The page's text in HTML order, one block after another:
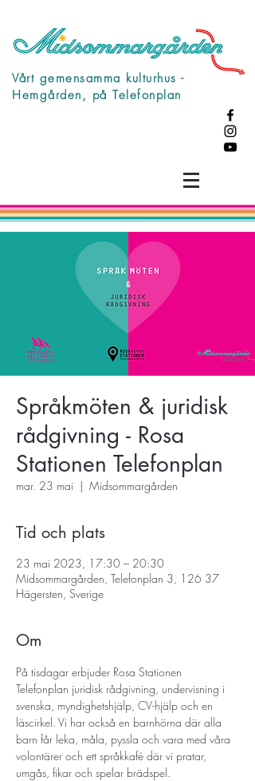
Vårt gemensamma kulturhus -
Hemgården, på Telefonplan
Språkmöten & juridisk
rådgivning - Rosa
Stationen Telefonplan
mar. 23 mai
  |
Midsommargården
Tid och plats
23 mai 2023, 17:30 – 20:30
Midsommargården, Telefonplan 3, 126 37
Hägersten, Sverige
Om
På tisdagar erbjuder Rosa Stationen
Telefonplan juridisk rådgivning, undervisning i
svenska, myndighetshjälp, CV-hjälp och en
läscirkel. Vi har också en barnhörna där alla
barn får leka, måla, pyssla och vara med våra
volontärer och ett språkkafé där vi pratar,
umgås, fikar och spelar brädspel.